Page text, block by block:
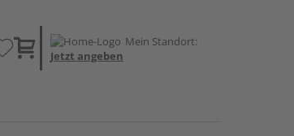
Mein Standort:
Jetzt angeben